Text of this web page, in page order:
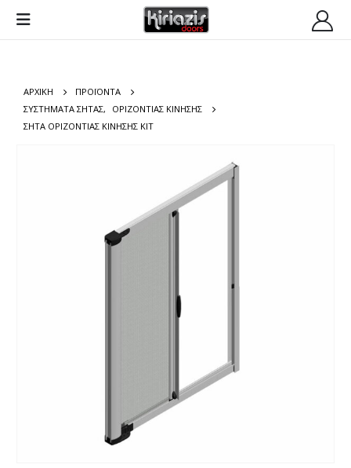
ΑΡΧΙΚΉ
ΠΡΟΪΌΝΤΑ
ΣΥΣΤΗΜΑΤΑ ΣΗΤΑΣ,
ΟΡΙΖΟΝΤΙΑΣ ΚΙΝΗΣΗΣ
ΣΗΤΑ ΟΡΙΖΟΝΤΙΑΣ ΚΙΝΗΣΗΣ ΚΙΤ